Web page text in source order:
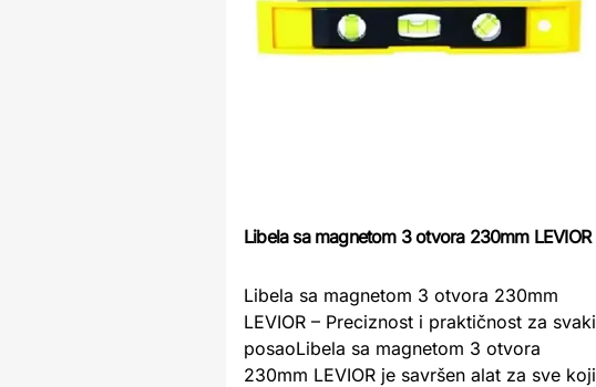
Libela sa magnetom 3 otvora 230mm LEVIOR
Libela sa magnetom 3 otvora 230mm
LEVIOR – Preciznost i praktičnost za svaki
posaoLibela sa magnetom 3 otvora
230mm LEVIOR je savršen alat za sve koji